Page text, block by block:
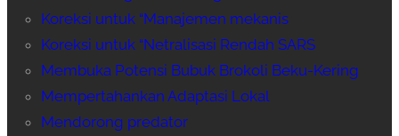
Koreksi untuk “Manajemen mekanis
Koreksi untuk “Netralisasi Rendah SARS
Membuka Potensi Bubuk Brokoli Beku-Kering
Mempertahankan Adaptasi Lokal
Mendorong predator